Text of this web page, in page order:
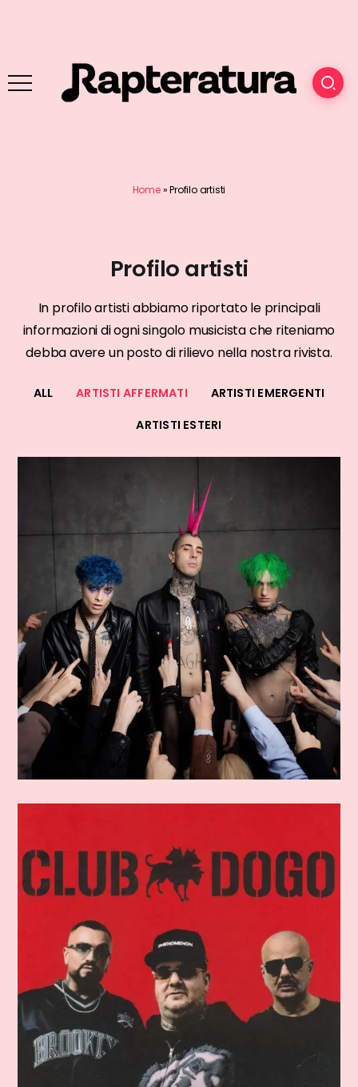
Home»Profilo artisti
Profilo artisti
In profilo artisti abbiamo riportato le principali
informazioni di ogni singolo musicista che riteniamo
debba avere un posto di rilievo nella nostra rivista.
ALL ARTISTI AFFERMATI ARTISTI EMERGENTI
ARTISTI ESTERI